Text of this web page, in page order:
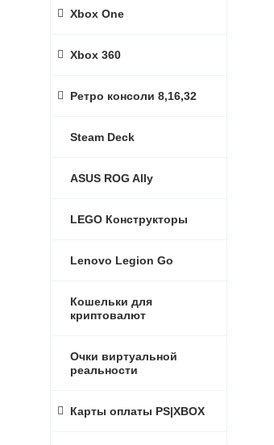
Xbox One
Xbox 360
Ретро консоли 8,16,32
Steam Deck
ASUS ROG Ally
LEGO Конструкторы
Lenovo Legion Go
Кошельки для
криптовалют
Очки виртуальной
реальности
Карты оплаты PS|XBOX